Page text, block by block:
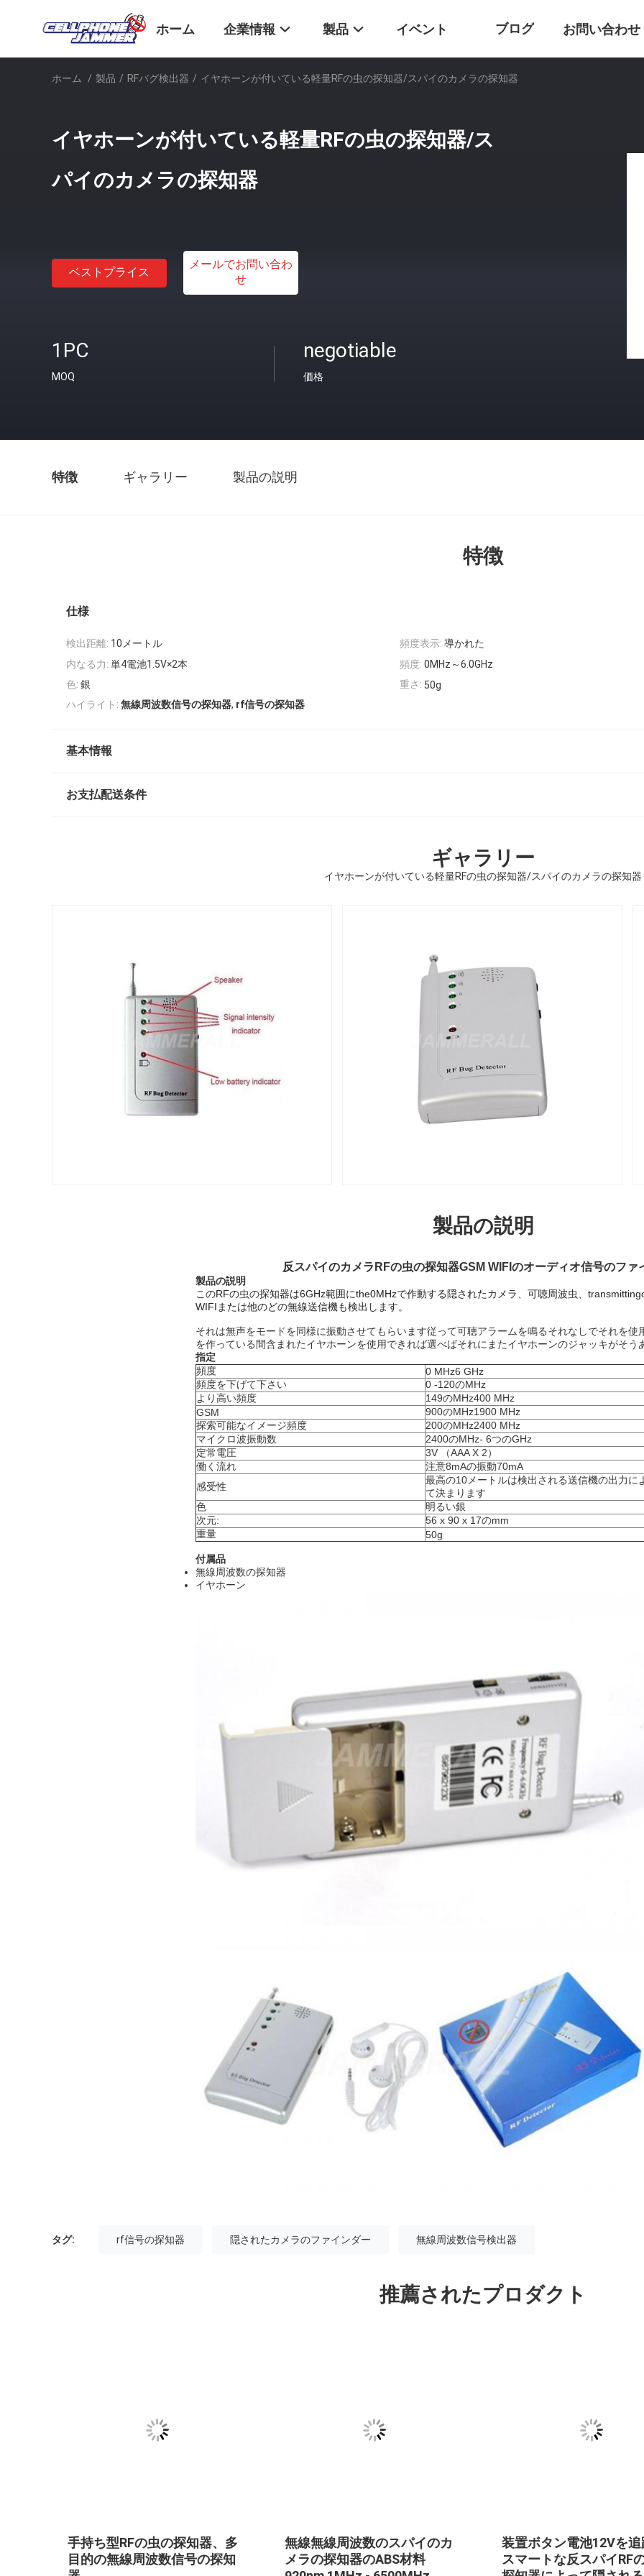
ホーム 企業情報 製品 イベント ブログ お問い合わせ
ホーム / 製品 / RFバグ検出器 / イヤホーンが付いている軽量RFの虫の探知器/スパイのカメラの探知器
イヤホーンが付いている軽量RFの虫の探知器/ス
パイのカメラの探知器
ベストプライス
メールでお問い合わ
せ
1PC
MOQ
negotiable
価格
特徴 ギャラリー 製品の説明
特徴
仕様
検出距離: 10メートル 頻度表示: 導かれた
内なる力: 単4電池1.5V×2本 頻度: 0MHz～6.0GHz
色: 銀 重さ: 50g
ハイライト: 無線周波数信号の探知器, rf信号の探知器
基本情報
お支払配送条件
ギャラリー
イヤホーンが付いている軽量RFの虫の探知器/スパイのカメラの探知器
製品の説明
反スパイのカメラRFの虫の探知器GSM WIFIのオーディオ信号のファ
製品の説明
このRFの虫の探知器は6GHz範囲にthe0MHzで作動する隠されたカメラ、可聴周波虫、
WIFIまたは他のどの無線送信機も検出します。
それは無声をモードを同様に振動させてもらいます従って可聴アラームを鳴るそれなしでそれを使
を作っている間含まれたイヤホーンを使用できれば選べばそれにまたイヤホーンのジャッキがそう
指定
頻度
0 MHz6 GHz
頻度を下げて下さい
0 -120のMHz
より高い頻度
149のMHz400 MHz
GSM
900のMHz1900 MHz
探索可能なイメージ頻度
200のMHz2400 MHz
マイクロ波振動数
2400のMHz- 6つのGHz
定常電圧
3V （AAA X 2）
働く流れ
注意8mAの振動70mA
感受性
最高の10メートルは検出される送信機の出力に
て決まります
色
明るい銀
次元:
56 x 90 x 17のmm
重量
50g
付属品
無線周波数の探知器
イヤホーン
タグ: rf信号の探知器 隠されたカメラのファインダー 無線周波数信号検出器
推薦されたプロダクト
手持ち型RFの虫の探知器、多
目的の無線周波数信号の探知
無線無線周波数のスパイのカ
メラの探知器のABS材料
装置ボタン電池12Vを
スマートな反スパイRF